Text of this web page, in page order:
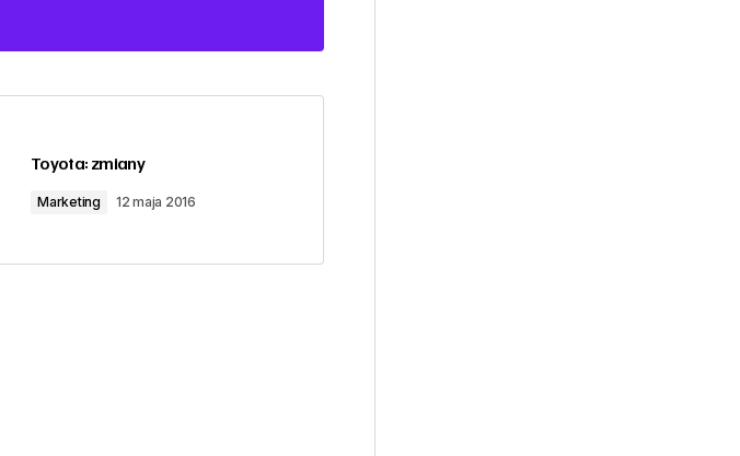
Toyota: zmiany
Marketing 12 maja 2016